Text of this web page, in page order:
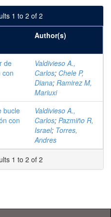
1 to 2 of 2
Author(s)
de
con
Valdivieso A.,
Carlos; Chele P,
Diana; Ramirez M,
Mariuxi
bucle
con
Valdivieso A.,
Carlos; Pazmiño R,
Israel; Torres,
Andres
1 to 2 of 2